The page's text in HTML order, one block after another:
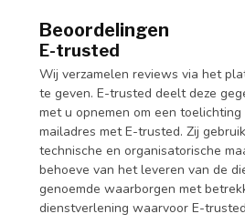
Beoordelingen
E-trusted
Wij verzamelen reviews via het
te geven. E-trusted deelt deze
met u opnemen om een
mailadres met E-trusted. Zij
technische en organisatorische
behoeve van het leveren van de
genoemde waarborgen met
dienstverlening waarvoor E-